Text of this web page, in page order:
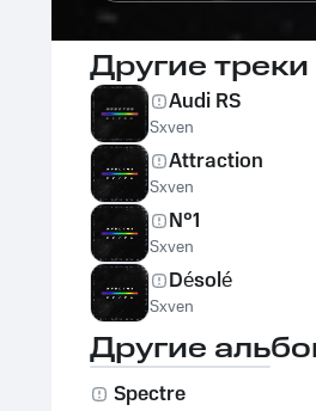
Другие
Audi RS
Sxven
Attraction
Sxven
N°1
Sxven
Désolé
Sxven
Другие
Spectre